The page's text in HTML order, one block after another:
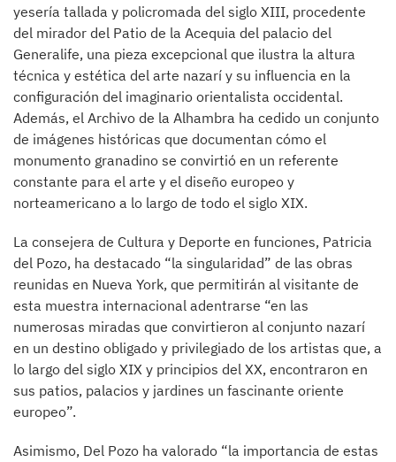
yesería tallada y policromada del siglo XIII, procedente
del mirador del Patio de la Acequia del palacio del
Generalife, una pieza excepcional que ilustra la altura
técnica y estética del arte nazarí y su influencia en la
configuración del imaginario orientalista occidental.
Además, el Archivo de la Alhambra ha cedido un conjunto
de imágenes históricas que documentan cómo el
monumento granadino se convirtió en un referente
constante para el arte y el diseño europeo y
norteamericano a lo largo de todo el siglo XIX.
La consejera de Cultura y Deporte en funciones, Patricia
del Pozo, ha destacado “la singularidad” de las obras
reunidas en Nueva York, que permitirán al visitante de
esta muestra internacional adentrarse “en las
numerosas miradas que convirtieron al conjunto nazarí
en un destino obligado y privilegiado de los artistas que, a
lo largo del siglo XIX y principios del XX, encontraron en
sus patios, palacios y jardines un fascinante oriente
europeo”.
Asimismo, Del Pozo ha valorado “la importancia de estas